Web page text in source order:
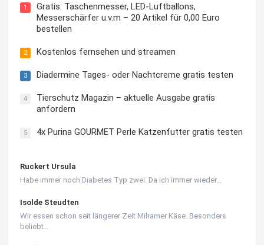
1
Gratis: Taschenmesser, LED-Luftballons,
Messerschärfer u.v.m – 20 Artikel für 0,00 Euro
bestellen
2 Kostenlos fernsehen und streamen
3 Diadermine Tages- oder Nachtcreme gratis testen
4
Tierschutz Magazin – aktuelle Ausgabe gratis
anfordern
5 4x Purina GOURMET Perle Katzenfutter gratis testen
Ruckert Ursula
Habe immer noch Diabetes Typ zwei. Da ich immer wieder…
Isolde Steudten
Wir essen schon seit längerer Zeit Milramer Käse. Besonders
beliebt…